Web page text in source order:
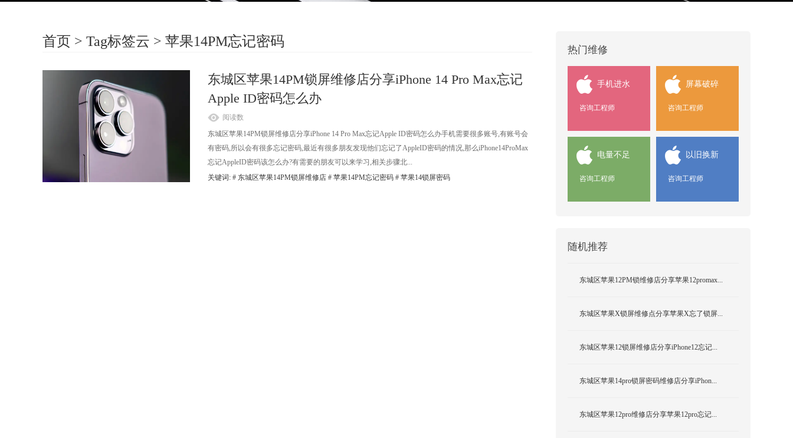
首页 > Tag标签云 > 苹果14PM忘记密码
东城区苹果14PM锁屏维修店分享iPhone 14 Pro Max忘记
Apple ID密码怎么办
阅读数
东城区苹果14PM锁屏维修店分享iPhone 14 Pro Max忘记Apple ID密码怎么办手机需要很多账号,有账号会
有密码,所以会有很多忘记密码,最近有很多朋友发现他们忘记了AppleID密码的情况,那么iPhone14ProMax
忘记AppleID密码该怎么办?有需要的朋友可以来学习,相关步骤北...
关键词: # 东城区苹果14PM锁屏维修店 # 苹果14PM忘记密码 # 苹果14锁屏密码
热门维修
手机进水
咨询工程师
屏幕破碎
咨询工程师
电量不足
咨询工程师
以旧换新
咨询工程师
随机推荐
东城区苹果12PM锁维修店分享苹果12promax...
东城区苹果X锁屏维修点分享苹果X忘了锁屏...
东城区苹果12锁屏维修店分享iPhone12忘记...
东城区苹果14pro锁屏密码维修店分享iPhon...
东城区苹果12pro维修店分享苹果12pro忘记...